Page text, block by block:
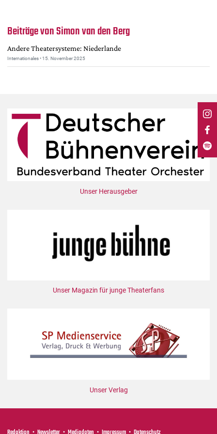
Kalender
Premierensuche
Festival-Planer
Hefte
Podcast
Service
Shop / Abo
Newsletter
Beiträge von Simon van den Berg
Andere Theatersysteme: Niederlande
Internationales • 15. November 2025
Unser Herausgeber
Unser Magazin für junge Theaterfans
Unser Verlag